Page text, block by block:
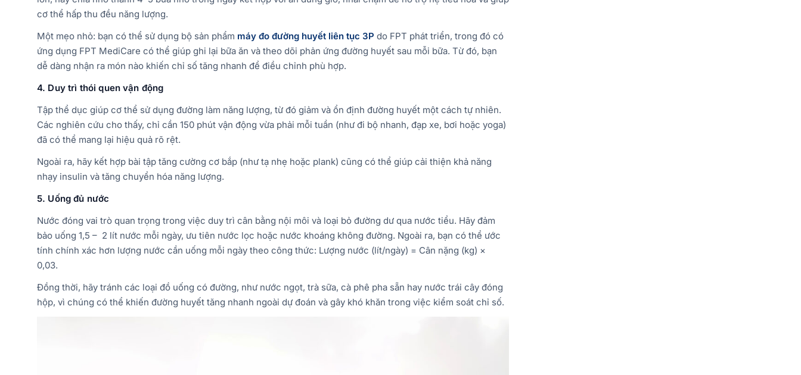
cơ thể hấp thu đều năng lượng.
Một mẹo nhỏ: bạn có thể sử dụng bộ sản phẩm máy đo đường huyết liên tục 3P do FPT phát triển, trong đó có
ứng dụng FPT MediCare có thể giúp ghi lại bữa ăn và theo dõi phản ứng đường huyết sau mỗi bữa. Từ đó, bạn
dễ dàng nhận ra món nào khiến chỉ số tăng nhanh để điều chỉnh phù hợp.
4. Duy trì thói quen vận động
Tập thể dục giúp cơ thể sử dụng đường làm năng lượng, từ đó giảm và ổn định đường huyết một cách tự nhiên.
Các nghiên cứu cho thấy, chỉ cần 150 phút vận động vừa phải mỗi tuần (như đi bộ nhanh, đạp xe, bơi hoặc yoga)
đã có thể mang lại hiệu quả rõ rệt.
Ngoài ra, hãy kết hợp bài tập tăng cường cơ bắp (như tạ nhẹ hoặc plank) cũng có thể giúp cải thiện khả năng
nhạy insulin và tăng chuyển hóa năng lượng.
5. Uống đủ nước
Nước đóng vai trò quan trọng trong việc duy trì cân bằng nội môi và loại bỏ đường dư qua nước tiểu. Hãy đảm
bảo uống 1,5 – 2 lít nước mỗi ngày, ưu tiên nước lọc hoặc nước khoáng không đường. Ngoài ra, bạn có thể ước
tính chính xác hơn lượng nước cần uống mỗi ngày theo công thức: Lượng nước (lít/ngày) = Cân nặng (kg) ×
0,03.
Đồng thời, hãy tránh các loại đồ uống có đường, như nước ngọt, trà sữa, cà phê pha sẵn hay nước trái cây đóng
hộp, vì chúng có thể khiến đường huyết tăng nhanh ngoài dự đoán và gây khó khăn trong việc kiểm soát chỉ số.